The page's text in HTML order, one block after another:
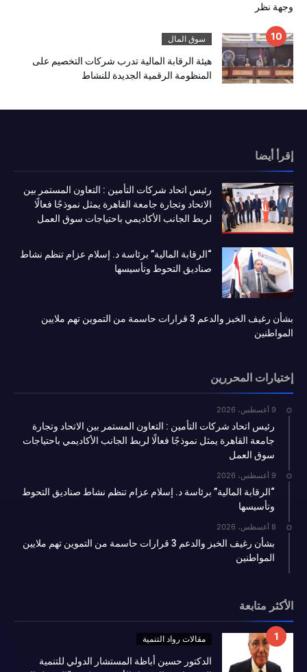
وجهة نظر
سوق المال
هيئة الرقابة المالية تدرب شركات التخصيم على
المنظومة الرقمية الجديدة للنشاط
إقرأ أيضا
رئيس اتحاد شركات التأمين : التعاون المستمر بين
الاتحاد وتجارة جامعة القاهرة يمثل نموذجًا فعالًا
لربط الجانب الأكاديمي باحتياجات سوق العمل
“الرقابة المالية” برئاسة د. إسلام عزام تنظم نشاط
صناديق التحوط وتأسيسها
بشأن رغيف الخبز والدعم 3 قرارات حاسمة من التموين تهم ملايين
المواطنين
إختيارات المحررين
9 أغسطس، 2026
رئيس اتحاد شركات التأمين : التعاون المستمر بين الاتحاد وتجارة
جامعة القاهرة يمثل نموذجًا فعالًا لربط الجانب الأكاديمي باحتياجات
سوق العمل
9 أغسطس، 2026
“الرقابة المالية” برئاسة د. إسلام عزام تنظم نشاط صناديق التحوط
وتأسيسها
8 أغسطس، 2026
بشأن رغيف الخبز والدعم 3 قرارات حاسمة من التموين تهم ملايين
المواطنين
الأكثر متابعة
مقالات رواد التنمية
الدكتور حسين أباظة المستشار الدولي للتنمية